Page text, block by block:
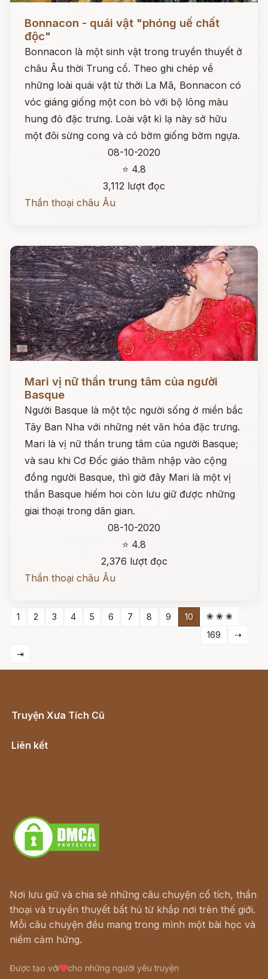
Bonnacon - quái vật "phóng uế chất
độc"
Bonnacon là một sinh vật trong truyền thuyết ở
châu Âu thời Trung cổ. Theo ghi chép về
những loài quái vật từ thời La Mã, Bonnacon có
vóc giáng giống một con bò với bộ lông màu
hung đỏ đặc trưng. Loài vật kì lạ này sở hữu
một đôi sừng cong và có bờm giống bờm ngựa.
08-10-2020
⭐ 4.8
3,112 lượt đọc
Thần thoại châu Âu
Mari vị nữ thần trung tâm của người
Basque
Người Basque là một tộc người sống ở miền bắc
Tây Ban Nha với những nét văn hóa đặc trưng.
Mari là vị nữ thần trung tâm của người Basque;
và sau khi Cơ Đốc giáo thâm nhập vào cộng
đồng người Basque, thì giờ đây Mari là một vị
thần Basque hiếm hoi còn lưu giữ được những
giai thoại trong dân gian.
08-10-2020
⭐ 4.8
2,376 lượt đọc
Thần thoại châu Âu
1 2 3 4 5 6 7 8 9 10
❀ ❀ ❀
169
⇢
⇥
Truyện Xưa Tích Cũ
Liên kết
Nơi lưu giữ và chia sẻ những câu chuyện cổ tích, thần
thoại và truyền thuyết bất hủ từ khắp nơi trên thế giới.
Mỗi câu chuyện đều mang trong mình một bài học và
niềm cảm hứng.
Được tạo với cho những người yêu truyện